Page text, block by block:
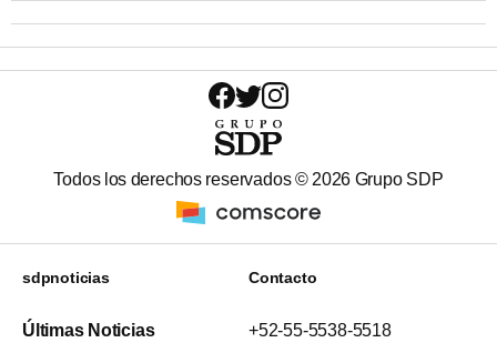
Todos los derechos reservados ©2026 Grupo SDP
sdpnoticias
Últimas Noticias
Contacto
+52-55-5538-5518